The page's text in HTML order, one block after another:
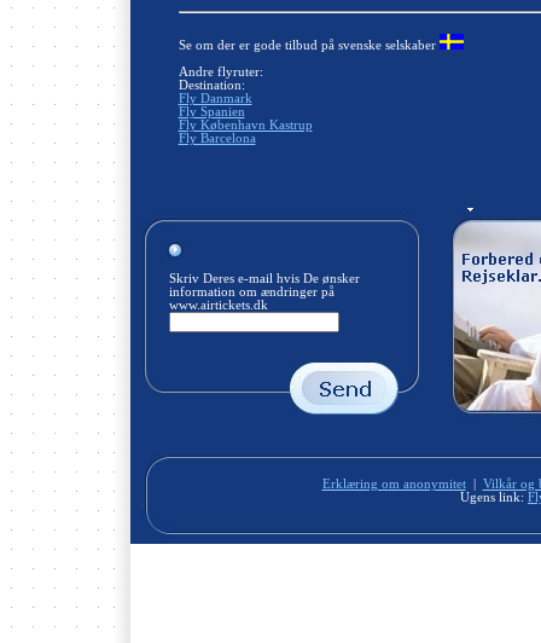
Se om der er gode tilbud på svenske selskaber
Andre flyruter:
Destination:
Fly Danmark
Fly Spanien
Fly København Kastrup
Fly Barcelona
Skriv Deres e-mail hvis De ønsker
information om ændringer på
www.airtickets.dk
Erklæring om anonymitet| Vilkår og
Ugens link: